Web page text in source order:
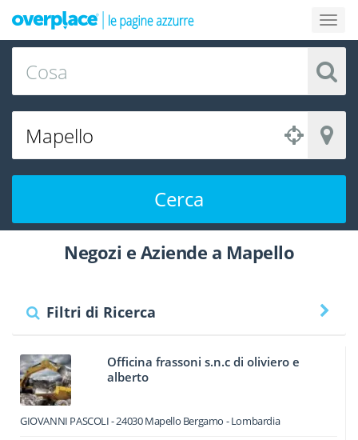
Cerca
Negozi e Aziende a Mapello
Filtri di Ricerca
Officina frassoni s.n.c di oliviero e
alberto
GIOVANNI PASCOLI-24030Mapello Bergamo -Lombardia